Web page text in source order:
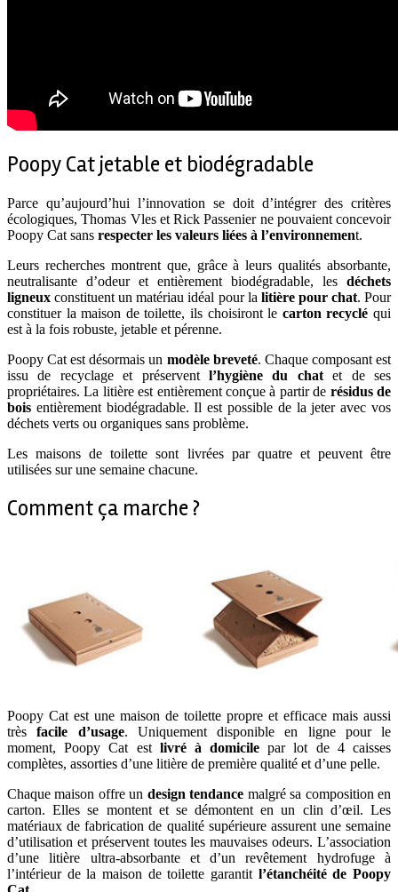
Poopy Cat jetable et biodégradable
Parce qu’aujourd’hui l’innovation se doit d’intégrer des critères
écologiques, Thomas Vles et Rick Passenier ne pouvaient concevoir
Poopy Cat sans respecter les valeurs liées à l’environnement.
Leurs recherches montrent que, grâce à leurs qualités absorbante,
neutralisante d’odeur et entièrement biodégradable, les déchets
ligneux constituent un matériau idéal pour la litière pour chat. Pour
constituer la maison de toilette, ils choisiront le carton recyclé qui
est à la fois robuste, jetable et pérenne.
Poopy Cat est désormais un modèle breveté. Chaque composant est
issu de recyclage et préservent l’hygiène du chatet de ses
propriétaires. La litière est entièrement conçue à partir de résidus de
bois entièrement biodégradable. Il est possible de la jeter avec vos
déchets verts ou organiques sans problème.
Les maisons de toilette sont livrées par quatre et peuvent être
utilisées sur une semaine chacune.
Comment ça marche ?
Poopy Cat est une maison de toilette propre et efficace mais aussi
trèsfacile d’usage. Uniquement disponible en ligne pour le
moment, Poopy Cat est livré à domicile par lot de 4 caisses
complètes, assorties d’une litière de première qualité et d’une pelle.
Chaque maison offre un design tendance malgré sa composition en
carton. Elles se montent et se démontent en un clin d’œil. Les
matériaux de fabrication de qualité supérieure assurent une semaine
d’utilisation et préservent toutes les mauvaises odeurs. L’association
d’une litière ultra-absorbante et d’un revêtement hydrofuge à
l’intérieur de la maison de toilette garantit l’étanchéité de Poopy